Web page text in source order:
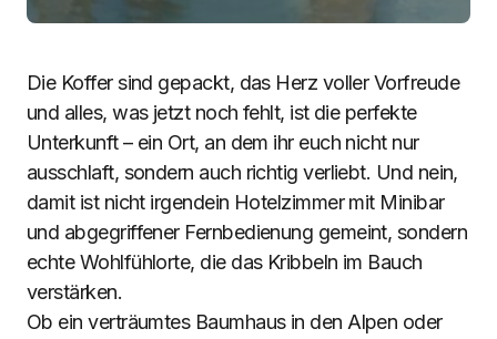
Die Koffer sind gepackt, das Herz voller Vorfreude
und alles, was jetzt noch fehlt, ist die perfekte
Unterkunft – ein Ort, an dem ihr euch nicht nur
ausschlaft, sondern auch richtig verliebt. Und nein,
damit ist nicht irgendein Hotelzimmer mit Minibar
und abgegriffener Fernbedienung gemeint, sondern
echte Wohlfühlorte, die das Kribbeln im Bauch
verstärken.
Ob ein verträumtes Baumhaus in den Alpen oder